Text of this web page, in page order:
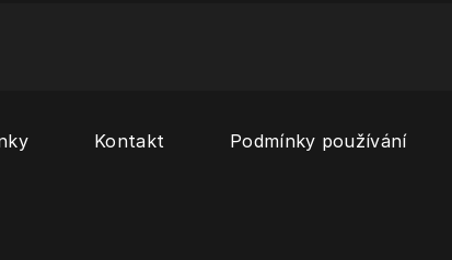
Kontakt Podmínky používání